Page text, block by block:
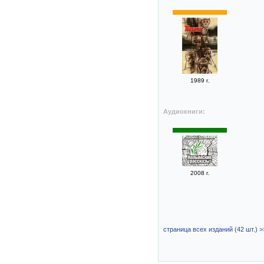
1989 г.
Аудиокниги:
2008 г.
страница всех изданий (42 шт.)